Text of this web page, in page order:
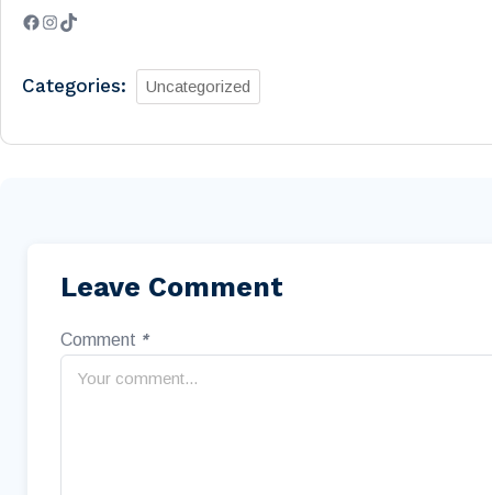
Categories: Uncategorized
Leave Comment
Comment *